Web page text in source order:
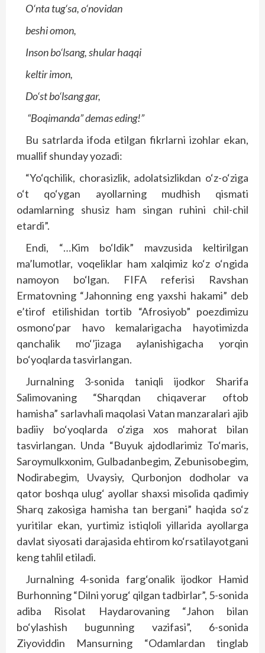
O‘nta tug‘sa, o‘novidan
beshi omon,
Inson bo‘lsang, shular haqqi
keltir imon,
Do‘st bo‘lsang gar,
“Boqimanda” demas eding!”
Bu satrlarda ifoda etilgan fikrlarni izohlar ekan,
muallif shunday yozadi:
“Yo‘qchilik, chorasizlik, adolatsizlikdan o‘z-o‘ziga
o‘t qo‘ygan ayollarning mudhish qismati
odamlarning shusiz ham singan ruhini chil-chil
etardi”.
Endi, “…Kim bo‘ldik” mavzusida keltirilgan
ma’lumotlar, voqeliklar ham xalqimiz ko‘z o‘ngida
namoyon bo‘lgan. FIFA referisi Ravshan
Ermatovning “Jahonning eng yaxshi hakami” deb
e’tirof etilishidan tortib “Afrosiyob” poezdimizu
osmono‘par havo kemalarigacha hayotimizda
qanchalik mo‘’jizaga aylanishigacha yorqin
bo‘yoqlarda tasvirlangan.
Jurnalning 3-sonida taniqli ijodkor Sharifa
Salimovaning “Sharqdan chiqaverar oftob
hamisha” sarlavhali maqolasi Vatan manzaralari ajib
badiiy bo‘yoqlarda o‘ziga xos mahorat bilan
tasvirlangan. Unda “Buyuk ajdodlarimiz To‘maris,
Saroymulkxonim, Gulbadanbegim, Zebunisobegim,
Nodirabegim, Uvaysiy, Qurbonjon dodholar va
qator boshqa ulug‘ ayollar shaxsi misolida qadimiy
Sharq zakosiga hamisha tan bergani” haqida so‘z
yuritilar ekan, yurtimiz istiqloli yillarida ayollarga
davlat siyosati darajasida ehtirom ko‘rsatilayotgani
keng tahlil etiladi.
Jurnalning 4-sonida farg‘onalik ijodkor Hamid
Burhonning “Dilni yorug‘ qilgan tadbirlar”, 5-sonida
adiba Risolat Haydarovaning “Jahon bilan
bo‘ylashish bugunning vazifasi”, 6-sonida
Ziyoviddin Mansurning “Odamlardan tinglab